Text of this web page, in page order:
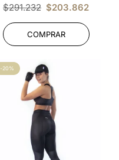
Precio
$291.232 $203.862
COMPRAR
-20%